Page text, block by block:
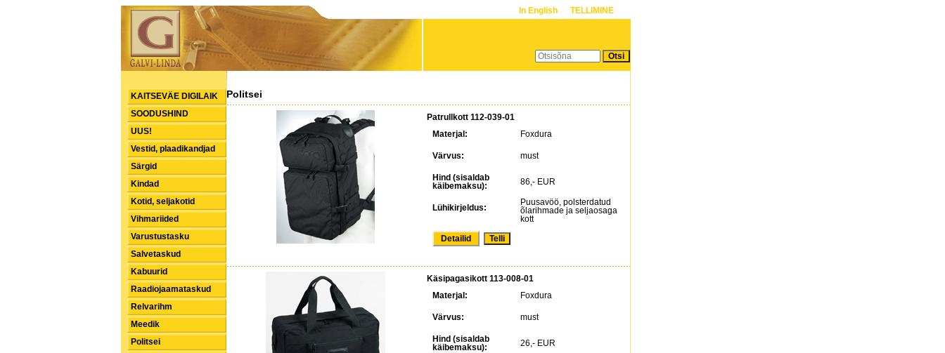
In English TELLIMINE
KAITSEVÄE DIGILAIK
SOODUSHIND
UUS!
Vestid, plaadikandjad
Särgid
Kindad
Kotid, seljakotid
Vihmariided
Varustustasku
Salvetaskud
Kabuurid
Raadiojaamataskud
Relvarihm
Meedik
Politsei
Politsei
Patrullkott 112-039-01
Materjal:
Foxdura
Värvus: must
Hind (sisaldab
käibemaksu):
86,- EUR
Lühikirjeldus:
Puusavöö, polsterdatud
õlarihmade ja seljaosaga
kott
Detailid
Käsipagasikott 113-008-01
Materjal:
Foxdura
Värvus: must
Hind (sisaldab
käibemaksu):
26,- EUR